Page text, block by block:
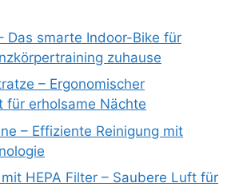
Das smarte Indoor-Bike für
zuhause
– Ergonomischer
für erholsame Nächte
– Effiziente Reinigung mit
HEPA Filter – Saubere Luft für